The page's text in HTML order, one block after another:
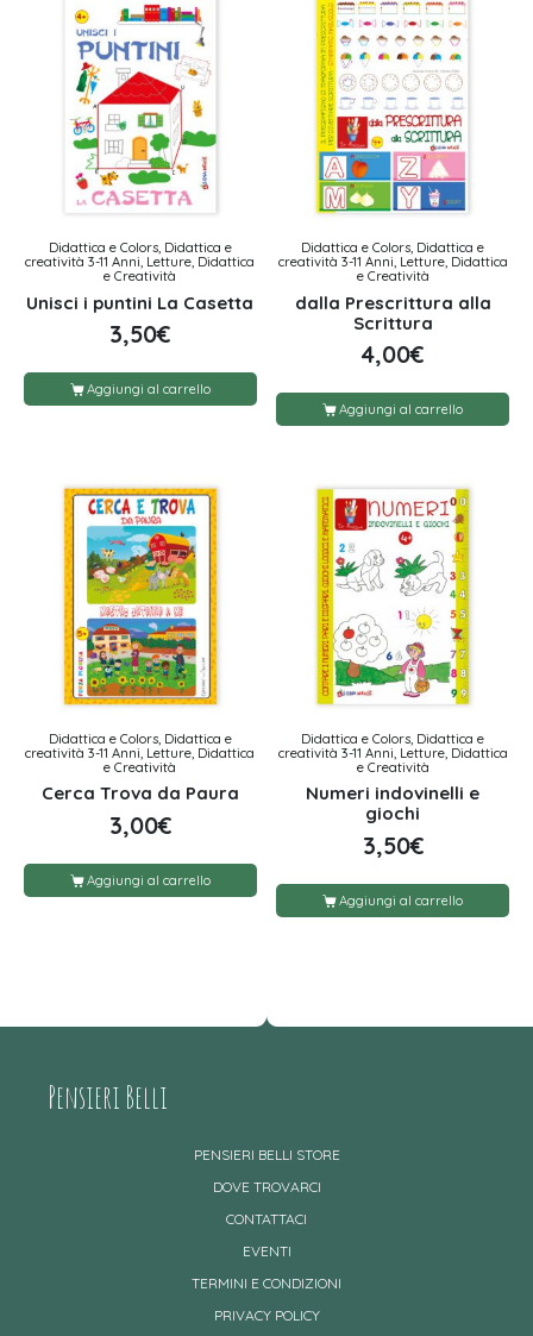
Didattica e Colors, Didattica e
creatività 3-11 Anni, Letture, Didattica
e Creatività
Unisci i puntini La Casetta
3,50€
Aggiungi al carrello
Didattica e Colors, Didattica e
creatività 3-11 Anni, Letture, Didattica
e Creatività
dalla Prescrittura alla
Scrittura
4,00€
Aggiungi al carrello
Didattica e Colors, Didattica e
creatività 3-11 Anni, Letture, Didattica
e Creatività
Cerca Trova da Paura
3,00€
Aggiungi al carrello
Didattica e Colors, Didattica e
creatività 3-11 Anni, Letture, Didattica
e Creatività
Numeri indovinelli e
giochi
3,50€
Aggiungi al carrello
Pensieri Belli
PENSIERI BELLI STORE
DOVE TROVARCI
CONTATTACI
EVENTI
TERMINI E CONDIZIONI
PRIVACY POLICY